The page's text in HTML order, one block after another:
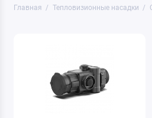
Главная Тепловизионные насадки